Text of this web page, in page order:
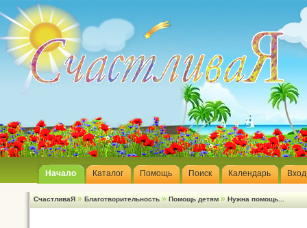
Начало Каталог Помощь Поиск Календарь Вход
СчастливаЯ » Благотворительность » Помощь детям » Нужна помощь...